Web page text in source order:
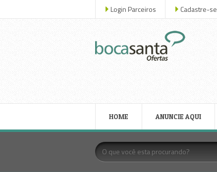
Login Parceiros Cadastre-se
HOME ANUNCIE AQUI